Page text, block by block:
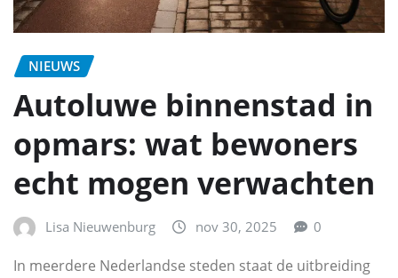
NIEUWS
Autoluwe binnenstad in
opmars: wat bewoners
echt mogen verwachten
Lisa Nieuwenburg nov 30, 2025 0
In meerdere Nederlandse steden staat de uitbreiding